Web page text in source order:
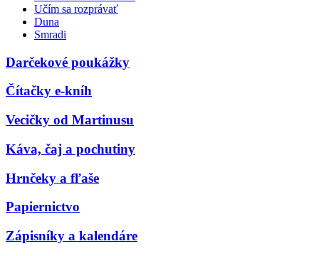
Učím sa rozprávať
Duna
Smradi
Darčekové poukážky
Čítačky e-kníh
Vecičky od Martinusu
Káva, čaj a pochutiny
Hrnčeky a fľaše
Papiernictvo
Zápisníky a kalendáre